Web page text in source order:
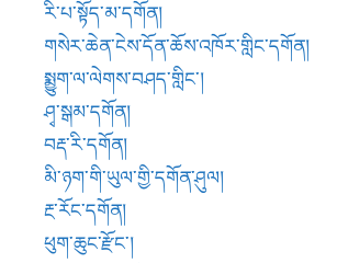
སྟག་རྩེ་རྣམ་རྒྱལ་སྒང་།
ཀོང་པོ་རྩེ་ལྷ་སྒང་།
ལྗོགས་དུང་དགོན།
དྲུང་རམ་དགོན།
རྣམ་རྒྱལ་གླིང་དགོན་པ།
ཚ་བ་ཡེ་ཆེན་འགྲོ་གླིང་རི་ཁྲོད།
ཁྲ་འགུ་བཙུན་དགོན།
ཤངས་ཀླུ་ཁང་དགོན།